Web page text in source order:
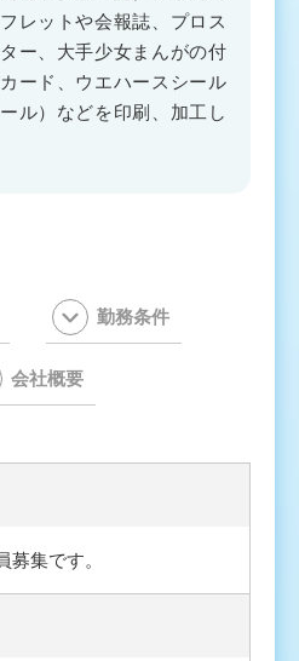
レットや会報誌、プロス
ー、大手少女まんがの付
ード、ウエハースシール
ル）などを印刷、加工し
勤務条件
会社概要
集です。